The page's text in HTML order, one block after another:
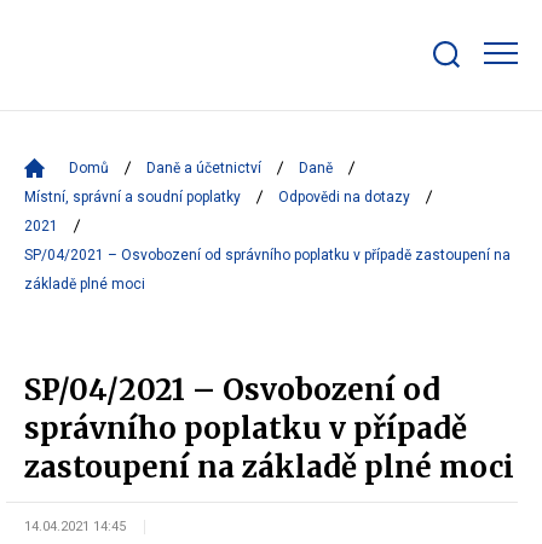
bar
Domů Daně a účetnictví
Daně
Místní, správní a soudní poplatky
Odpovědi na dotazy
2021
SP/04/2021 – Osvobození od správního poplatku v případě zastoupení na
základě plné moci
SP/04/2021 – Osvobození od
správního poplatku v případě
zastoupení na základě plné moci
14.04.2021 14:45